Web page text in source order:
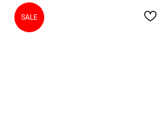
SALE